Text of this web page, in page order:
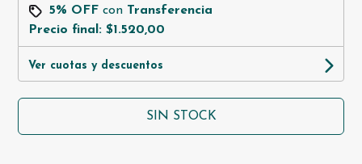
5% OFF con Transferencia
Precio final:$1.520,00
Ver cuotas y descuentos
SIN STOCK